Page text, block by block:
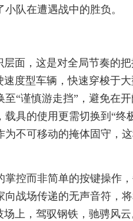
队在遭遇战中的胜负。
层面，这是对全局节奏的
速度型车辆，快速穿梭于
“谨慎游走挡”，避免在
具的使用更需切换到“终
不可移动的掩体固守，
控而非简单的按键操作
战场传递的无声音符，
上，驾驭钢铁，驰骋风云